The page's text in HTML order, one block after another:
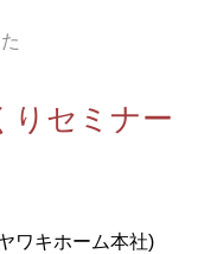
りセミナー
ワキホーム本社)